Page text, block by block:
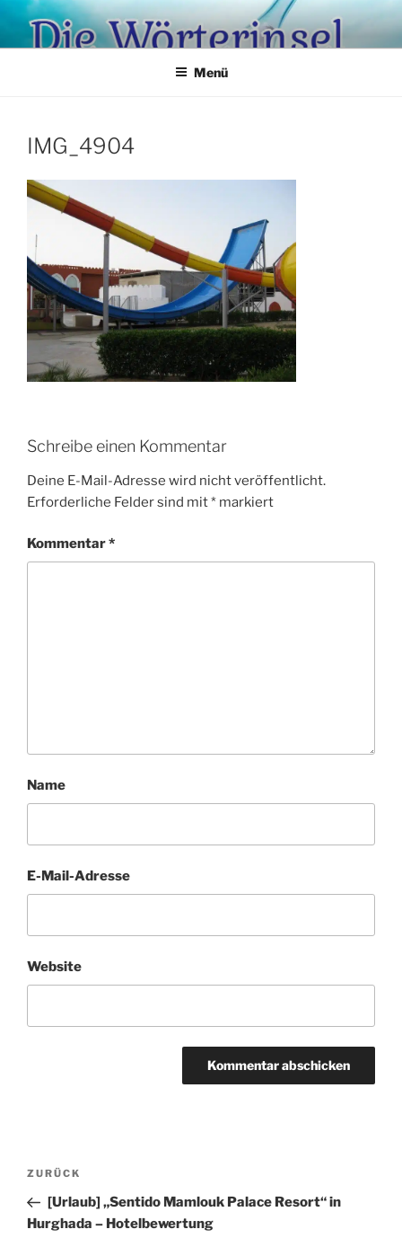
Zum
Inhalt
springen
Menü
IMG_4904
Schreibe einen Kommentar
Deine E-Mail-Adresse wird nicht veröffentlicht.
Erforderliche Felder sind mit* markiert
Kommentar*
Name
E-Mail-Adresse
Website
Beitragsnavigation
Vorheriger
Beitrag
ZURÜCK
[Urlaub] „Sentido Mamlouk Palace Resort“ in
Hurghada – Hotelbewertung